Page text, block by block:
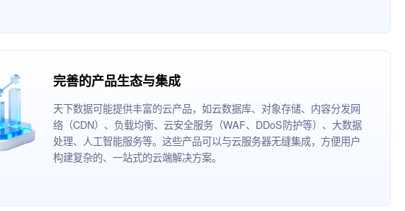
完善的产品生态与集成
天下数据可能提供丰富的云产品，如云数据库、对象存储、内容分发网
络（CDN）、负载均衡、云安全服务（WAF、DDoS防护等）、大数据
处理、人工智能服务等。这些产品可以与云服务器无缝集成，方便用户
构建复杂的、一站式的云端解决方案。